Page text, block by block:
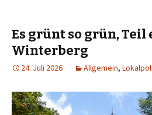
Es grünt so grün, Teil
Winterberg
24. Juli 2026 Allgemein,